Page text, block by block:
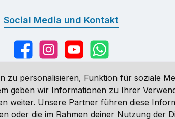
Social Media und Kontakt
FacebookInstagramYouTubeWhatsApp
angegeben. Preise vor dem Login werden in
zu personalisieren, Funktion für soziale
geben wir Informationen zu Ihrer
weiter. Unsere Partner führen diese
oder die im Rahmen deiner Nutzung der